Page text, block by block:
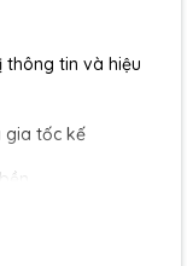
thông tin và hiệu
gia tốc kế